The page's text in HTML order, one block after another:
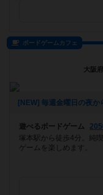
ボードゲームカフェ
大阪
遊べるボードゲーム
塚本駅から徒歩4分。純
ゲームを楽しめます。